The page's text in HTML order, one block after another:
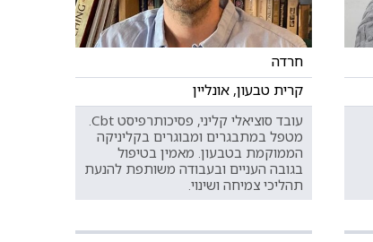
חרדה
קרית טבעון, אונליין
עובד סוציאלי קליני, פסיכותרפיסט Cbt.
מטפל במתבגרים ומבוגרים בקליניקה
הממוקמת בטבעון. מאמין בטיפול
בגובה העניים ובעבודה משותפת להנעת
תהליכי צמיחה ושינוי.